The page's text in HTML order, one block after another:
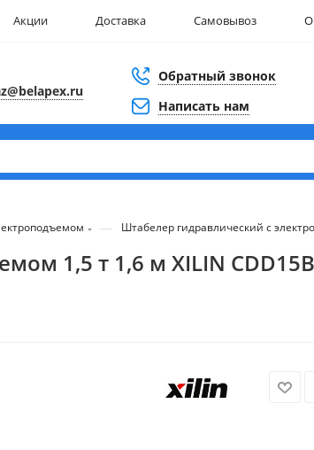
Акции Доставка Самовывоз
Обратный звонок
Написать нам
— Штабелер гидравлический с
1,5 т 1,6 м XILIN